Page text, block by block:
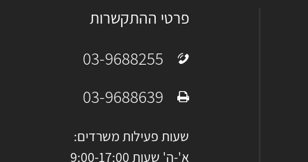
פרטי ההתקשרות
03-9688255
03-9688639
שעות פעילות משרדים:
א'-ה' שעות 9:00-17:00